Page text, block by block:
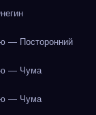
— Посторонний
— Чума
— Чума